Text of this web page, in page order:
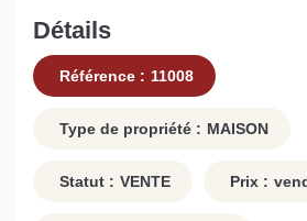
Détails
Référence : 11008
Type de propriété : MAISON
Statut : VENTE Prix :